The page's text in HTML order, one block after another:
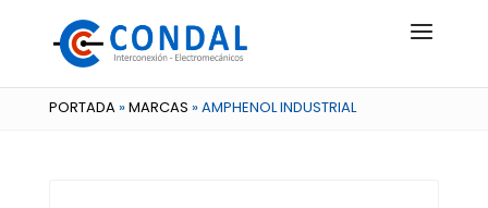
PORTADA»MARCAS »AMPHENOL INDUSTRIAL